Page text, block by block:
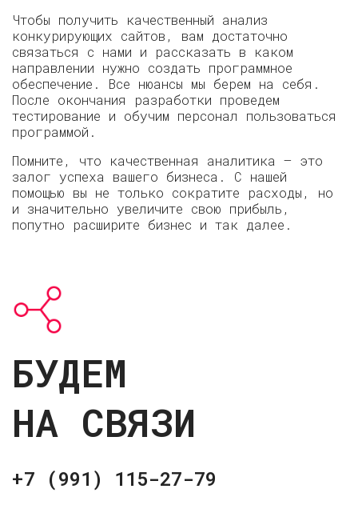
Чтобы получить качественный анализ
конкурирующих сайтов, вам достаточно
связаться с нами и рассказать в каком
направлении нужно создать программное
обеспечение. Все нюансы мы берем на себя.
После окончания разработки проведем
тестирование и обучим персонал пользоваться
программой.
Помните, что качественная аналитика — это
залог успеха вашего бизнеса. С нашей
помощью вы не только сократите расходы, но
и значительно увеличите свою прибыль,
попутно расширите бизнес и так далее.
БУДЕМ
НА СВЯЗИ
+7 (991) 115-27-79